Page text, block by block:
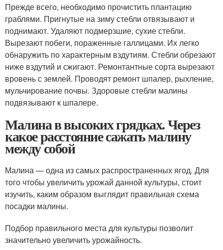
Прежде всего, необходимо прочистить плантацию
граблями. Пригнутые на зиму стебли отвязывают и
поднимают. Удаляют подмерзшие, сухие стебли.
Вырезают побеги, пораженные галлицами. Их легко
обнаружить по характерным вздутиям. Стебли обрезают
ниже вздутий и сжигают. Ремонтантные сорта вырезают
вровень с землей. Проводят ремонт шпалер, рыхление,
мульчирование почвы. Здоровые стебли малины
подвязывают к шпалере.
Малина в высоких грядках. Через
какое расстояние сажать малину
между собой
Малина — одна из самых распространенных ягод. Для
того чтобы увеличить урожай данной культуры, стоит
изучить, каким образом выглядит правильная схема
посадки малины.
Подбор правильного места для культуры позволит
значительно увеличить урожайность.